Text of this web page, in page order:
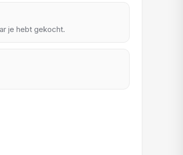
je hebt gekocht.